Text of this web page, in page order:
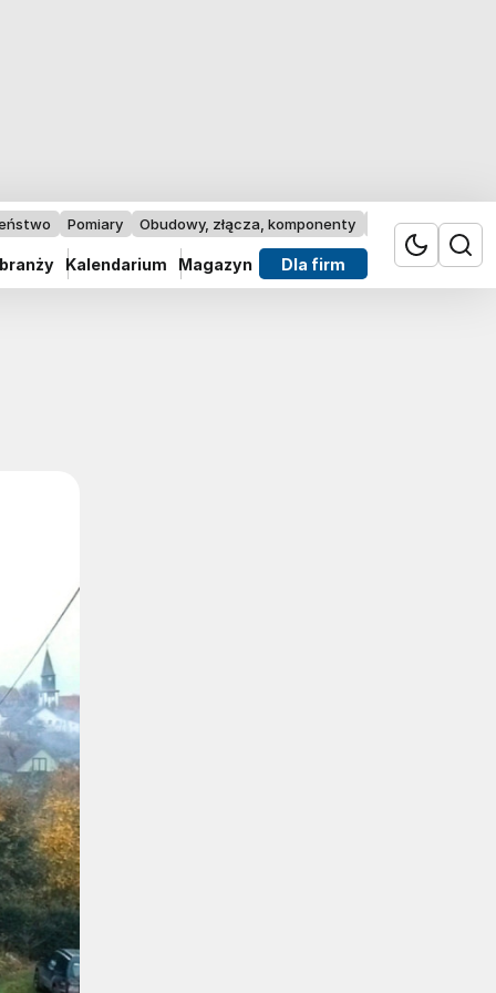
Pomiary Obudowy, złącza, komponenty Przemysł 4.0
Kalendarium Magazyn Dla firm